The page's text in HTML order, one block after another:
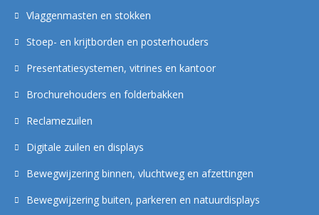
Vlaggenmasten en stokken
Stoep- en krijtborden en posterhouders
Presentatiesystemen, vitrines en kantoor
Brochurehouders en folderbakken
Reclamezuilen
Digitale zuilen en displays
Bewegwijzering binnen, vluchtweg en afzettingen
Bewegwijzering buiten, parkeren en natuurdisplays